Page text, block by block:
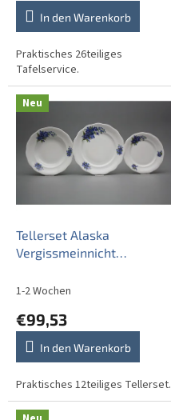
In den Warenkorb
Praktisches 26teiliges
Tafelservice.
Neu
Tellerset Alaska
Vergissmeinnicht
1-2 Wochen
€99,53
In den Warenkorb
Praktisches 12teiliges Tellerset.